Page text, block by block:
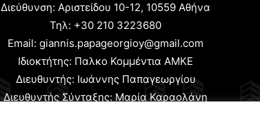
Διεύθυνση: Αριστείδου 10-12, 10559 Αθήνα
Τηλ: +30 210 3223680
Email: giannis.papageorgioy@gmail.com
Ιδιοκτήτης: Παλκο Κομμέντια ΑΜΚΕ
Διευθυντής: Ιωάννης Παπαγεωργίου
Διευθυντής Σύνταξης: Μαρία Καραολάνη